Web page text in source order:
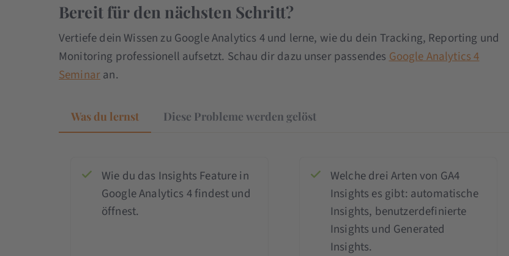
Bereit für den nächsten Schritt?
Vertiefe dein Wissen zu Google Analytics 4 und lerne, wie du dein Tracking, Reporting und
Monitoring professionell aufsetzt. Schau dir dazu unser passendesGoogle Analytics 4
Seminaran.
Was du lernst Diese Probleme werden gelöst
Wie du das Insights Feature in
Google Analytics 4 findest und
öffnest.
Welche drei Arten von GA4
Insights es gibt: automatische
Insights, benutzerdefinierte
Insights und Generated
Insights.